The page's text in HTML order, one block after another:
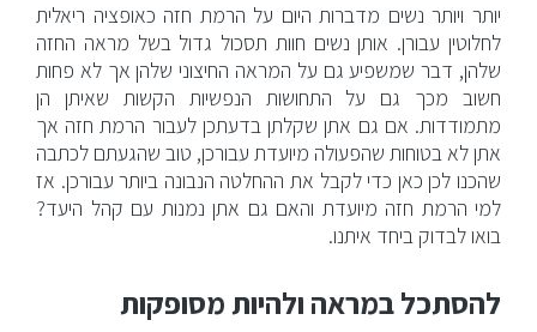
ניתוחי פנים
טיפולי לייזר
הזרקות מתקדמות
טיפולי פנים לגברים
ניתוחים וטיפולים לגברים
יותר ויותר נשים מדברות היום על הרמת חזה כאופציה ריאלית
לחלוטין עבורן. אותן נשים חוות תסכול גדול בשל מראה החזה
שלהן, דבר שמשפיע גם על המראה החיצוני שלהן אך לא פחות
חשוב מכך גם על התחושות הנפשיות הקשות שאיתן הן
מתמודדות. אם גם אתן שקלתן בדעתכן לעבור הרמת חזה אך
אתן לא בטוחות שהפעולה מיועדת עבורכן, טוב שהגעתם לכתבה
שהכנו לכן כאן כדי לקבל את ההחלטה הנבונה ביותר עבורכן. אז
למי הרמת חזה מיועדת והאם גם אתן נמנות עם קהל היעד?
בואו לבדוק ביחד איתנו.
להסתכל במראה ולהיות מסופקות